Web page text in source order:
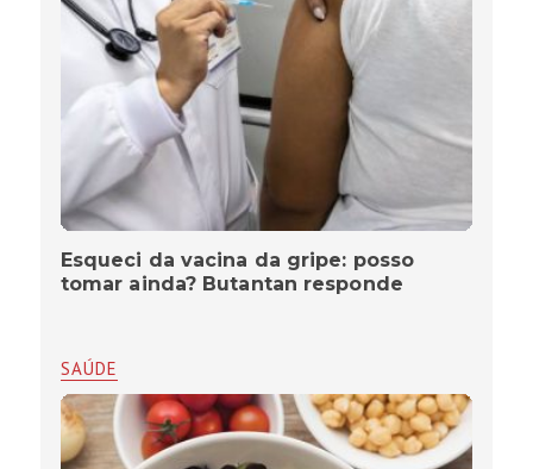
Esqueci da vacina da gripe: posso
tomar ainda? Butantan responde
SAÚDE